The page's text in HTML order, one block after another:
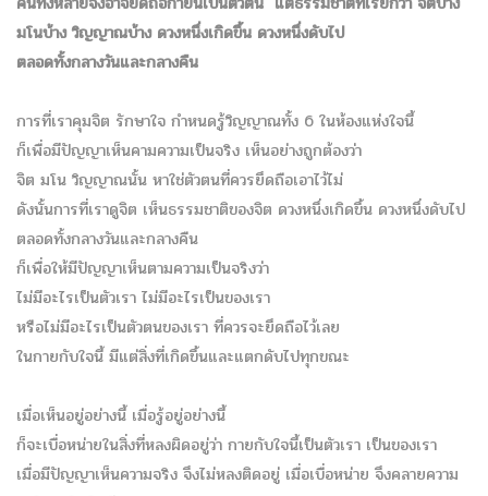
มโนบ้าง วิญญาณบ้าง ดวงหนึ่งเกิดขึ้น ดวงหนึ่งดับไป
ตลอดทั้งกลางวันและกลางคืน
การที่เราคุมจิต รักษาใจ กำหนดรู้วิญญาณทั้ง 6 ในห้องแห่งใจนี้
ก็เพื่อมีปัญญาเห็นคามความเป็นจริง เห็นอย่างถูกต้องว่า
จิต มโน วิญญาณนั้น หาใช่ตัวตนที่ควรยึดถือเอาไว้ไม่
ดังนั้นการที่เราดูจิต เห็นธรรมชาติของจิต ดวงหนึ่งเกิดขึ้น ดวงหนึ่งดับไป
ตลอดทั้งกลางวันและกลางคืน
ก็เพื่อให้มีปัญญาเห็นตามความเป็นจริงว่า
ไม่มีอะไรเป็นตัวเรา ไม่มีอะไรเป็นของเรา
หรือไม่มีอะไรเป็นตัวตนของเรา ที่ควรจะยึดถือไว้เลย
ในกายกับใจนี้ มีแต่สิ่งที่เกิดขึ้นและแตกดับไปทุกขณะ
เมื่อเห็นอยู่อย่างนี้ เมื่อรู้อยู่อย่างนี้
ก็จะเบื่อหน่ายในสิ่งที่หลงผิดอยู่ว่า กายกับใจนี้เป็นตัวเรา เป็นของเรา
เมื่อมีปัญญาเห็นความจริง จึงไม่หลงติดอยู่ เมื่อเบื่อหน่าย จึงคลายความ